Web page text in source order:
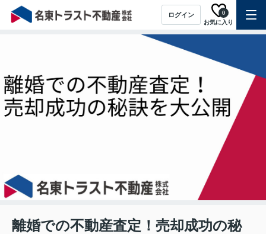
ログイン
お気に入り
0
離婚での不動産査定！売却成功の秘